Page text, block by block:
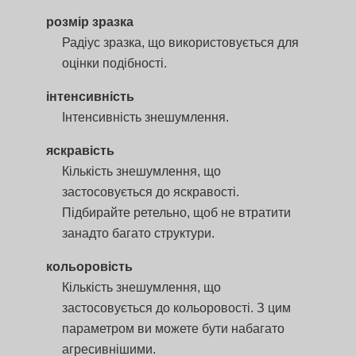
розмір зразка
Радіус зразка, що використовується для
оцінки подібності.
інтенсивність
Інтенсивність знешумлення.
яскравість
Кількість знешумлення, що
застосовується до яскравості.
Підбирайте ретельно, щоб не втратити
занадто багато структури.
кольоровість
Кількість знешумлення, що
застосовується до кольоровості. З цим
параметром ви можете бути набагато
агресивнішими.